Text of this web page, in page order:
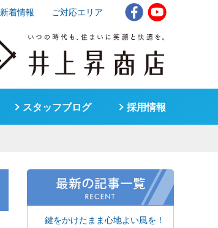
新着情報 ご対応エリア
スタッフブログ 採用情報
鍵をかけたまま心地よい風を！